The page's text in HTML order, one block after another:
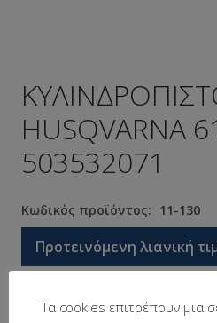
HUSQVARNA
503532071
Κωδικός προϊόντος: 11-130
Προτεινόμενη λιανική
Σε απόθεμα
Τα cookies επιτρέπουν μια